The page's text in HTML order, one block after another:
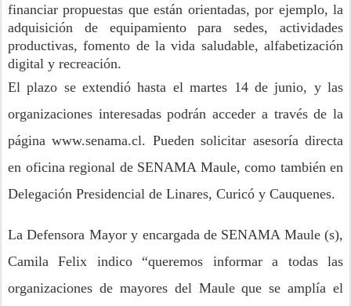
financiar propuestas que están orientadas, por ejemplo, la
adquisición de equipamiento para sedes, actividades
productivas, fomento de la vida saludable, alfabetización
digital y recreación.
El plazo se extendió hasta el martes 14 de junio, y las
organizaciones interesadas podrán acceder a través de la
página www.senama.cl. Pueden solicitar asesoría directa
en oficina regional de SENAMA Maule, como también en
Delegación Presidencial de Linares, Curicó y Cauquenes.
La Defensora Mayor y encargada de SENAMA Maule (s),
Camila Felix indico “queremos informar a todas las
organizaciones de mayores del Maule que se amplía el